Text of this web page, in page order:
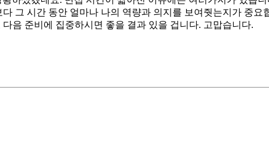
그 시간 동안 얼마나 나의 역량과 의지를 보여줫는지가 중
음 준비에 집중하시면 좋을 결과 있을 겁니다. 고맙습니다.